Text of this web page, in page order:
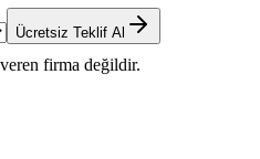
Ücretsiz Teklif Al
firma değildir.